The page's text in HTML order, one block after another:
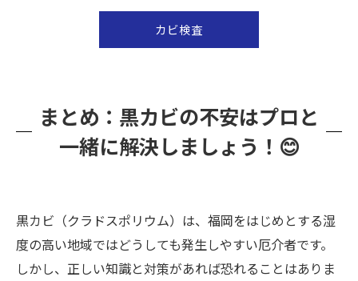
カビ検査
まとめ：黒カビの不安はプロと
一緒に解決しましょう！😊
黒カビ（クラドスポリウム）は、福岡をはじめとする湿
度の高い地域ではどうしても発生しやすい厄介者です。
しかし、正しい知識と対策があれば恐れることはありま